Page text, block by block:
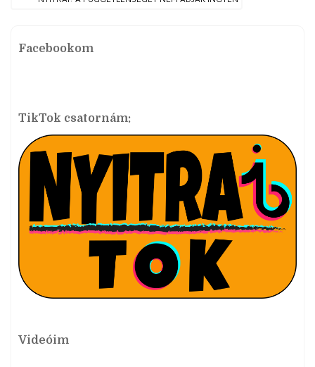
Facebookom
TikTok csatornám:
Videóim